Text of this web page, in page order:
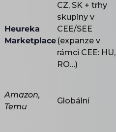
Heureka
Marketplace
CZ, SK + trhy
skupiny v
CEE/SEE
(expanze v
rámci CEE: HU,
RO…)
Amazon,
Temu
Globální